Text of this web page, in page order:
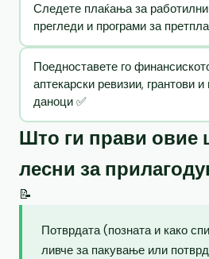
Следете плаќања за
прегледи и програми за
Поедноставете го
аптекарски ревизии, грантови и
даноци ✅
Што ги прави овие
лесни за
📝
Потврдата (позната и како
ливче за пакување или